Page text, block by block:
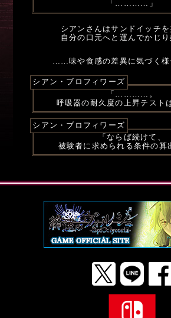
「…………」
シアンさんはサンドイッチを
自分の口元へと運んでかじり
……味や食感の差異に気づく様
シアン・ブロフィワーズ
「…………。
呼吸器の耐久度の上昇テスト
シアン・ブロフィワーズ
「ならば続けて、
被験者に求められる条件の算